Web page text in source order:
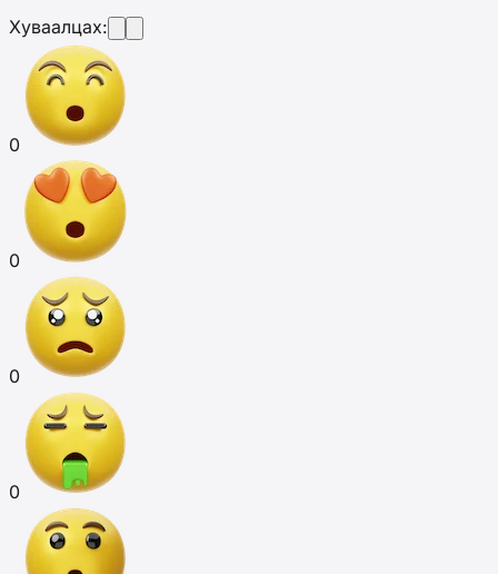
Хуваалцах:
0
0
0
0